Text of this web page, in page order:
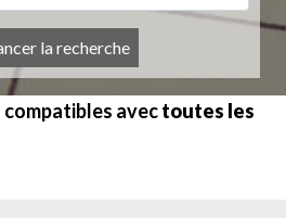
la recherche
avectoutes les